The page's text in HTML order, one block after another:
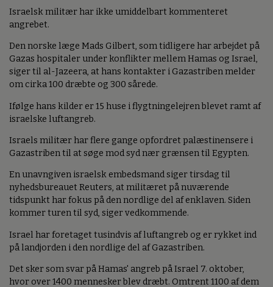
Israelsk militær har ikke umiddelbart kommenteret
angrebet.
Den norske læge Mads Gilbert, som tidligere har arbejdet på
Gazas hospitaler under konflikter mellem Hamas og Israel,
siger til al-Jazeera, at hans kontakter i Gazastriben melder
om cirka 100 dræbte og 300 sårede.
Ifølge hans kilder er 15 huse i flygtningelejren blevet ramt af
israelske luftangreb.
Israels militær har flere gange opfordret palæstinensere i
Gazastriben til at søge mod syd nær grænsen til Egypten.
En unavngiven israelsk embedsmand siger tirsdag til
nyhedsbureauet Reuters, at militæret på nuværende
tidspunkt har fokus på den nordlige del af enklaven. Siden
kommer turen til syd, siger vedkommende.
Israel har foretaget tusindvis af luftangreb og er rykket ind
på landjorden i den nordlige del af Gazastriben.
Det sker som svar på Hamas' angreb på Israel 7. oktober,
hvor over 1400 mennesker blev dræbt. Omtrent 1100 af dem